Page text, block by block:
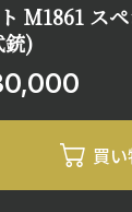
M1861 ス
銃)